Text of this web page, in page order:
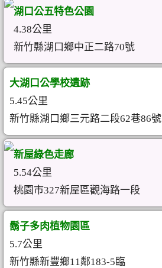
湖口公五特色公園
4.38公里
新竹縣湖口鄉中正二路70號
大湖口公學校遺跡
5.45公里
新竹縣湖口鄉三元路二段62巷86號
新屋綠色走廊
5.54公里
桃園市327新屋區觀海路一段
鬍子多肉植物園區
5.7公里
新竹縣新豐鄉11鄰183-5臨